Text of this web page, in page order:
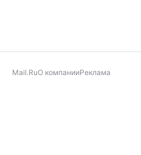
Mail.RuО компанииРеклама